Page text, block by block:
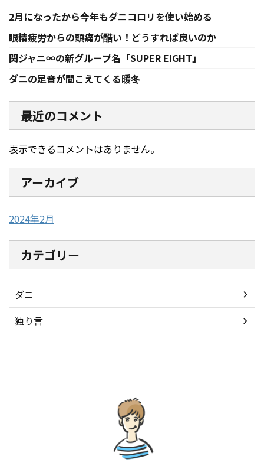
2月になったから今年もダニコロリを使い始める
眼精疲労からの頭痛が酷い！どうすれば良いのか
関ジャニ∞の新グループ名「SUPER EIGHT」
ダニの足音が聞こえてくる暖冬
最近のコメント
表示できるコメントはありません。
アーカイブ
2024年2月
カテゴリー
ダニ
独り言